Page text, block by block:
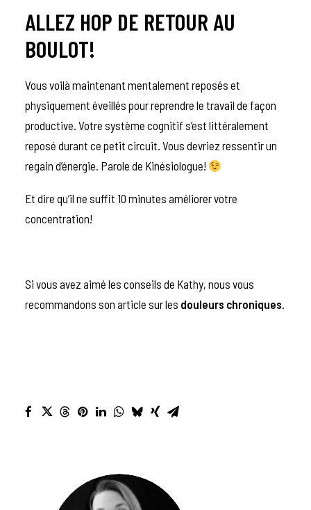
ALLEZ HOP DE RETOUR AU
BOULOT!
Vous voilà maintenant mentalement reposés et
physiquement éveillés pour reprendre le travail de façon
productive. Votre système cognitif s’est littéralement
reposé durant ce petit circuit. Vous devriez ressentir un
regain d’énergie. Parole de Kinésiologue!
Et dire qu’il ne suffit 10 minutes améliorer votre
concentration!
Si vous avez aimé les conseils de Kathy, nous vous
recommandons son article sur les douleurs chroniques.